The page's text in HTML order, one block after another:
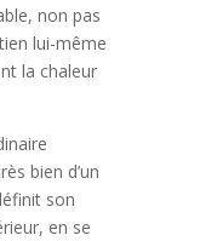
non pas
lui-même
la chaleur
bien d’un
son
en se